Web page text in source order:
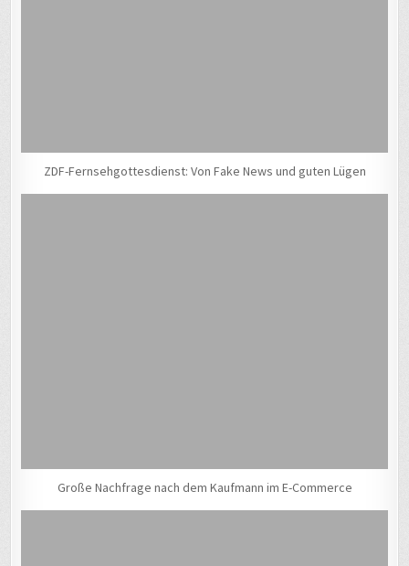
ZDF-Fernsehgottesdienst: Von Fake News und guten Lügen
Große Nachfrage nach dem Kaufmann im E-Commerce